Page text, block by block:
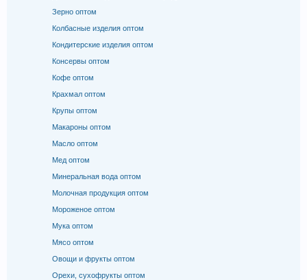
Зерно оптом
Колбасные изделия оптом
Кондитерские изделия оптом
Консервы оптом
Кофе оптом
Крахмал оптом
Крупы оптом
Макароны оптом
Масло оптом
Мед оптом
Минеральная вода оптом
Молочная продукция оптом
Мороженое оптом
Мука оптом
Мясо оптом
Овощи и фрукты оптом
Орехи, сухофрукты оптом